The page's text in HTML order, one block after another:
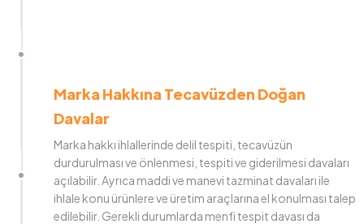
Marka Hakkına Tecavüzden Doğan
Davalar
Marka hakkı ihlallerinde delil tespiti, tecavüzün
durdurulması ve önlenmesi, tespiti ve giderilmesi davaları
açılabilir. Ayrıca maddi ve manevi tazminat davaları ile
ihlale konu ürünlere ve üretim araçlarına el konulması talep
edilebilir. Gerekli durumlarda menfi tespit davası da